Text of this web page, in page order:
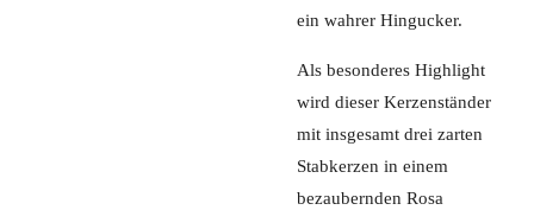
ein wahrer Hingucker.
Als besonderes Highlight
wird dieser Kerzenständer
mit insgesamt drei zarten
Stabkerzen in einem
bezaubernden Rosa